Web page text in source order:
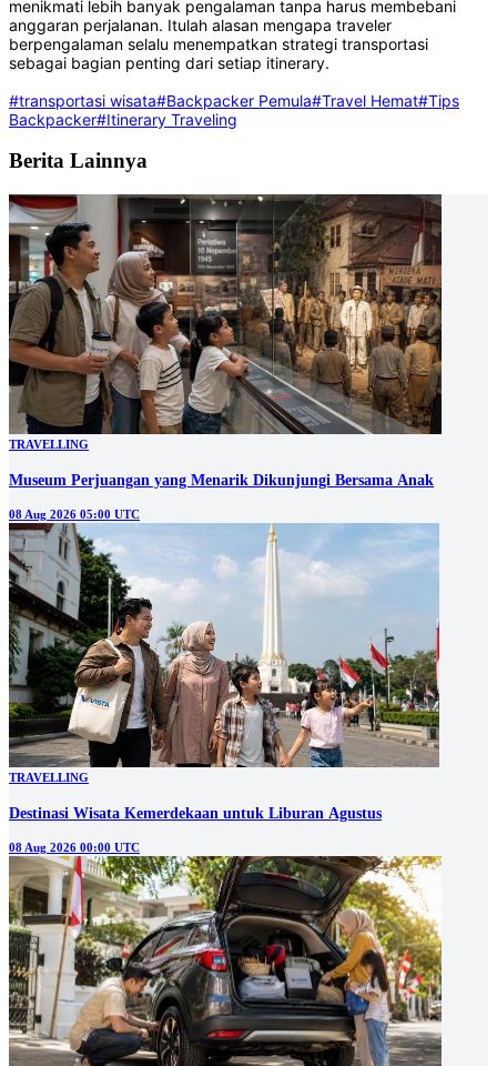
menikmati lebih banyak pengalaman tanpa harus membebani
anggaran perjalanan. Itulah alasan mengapa traveler
berpengalaman selalu menempatkan strategi transportasi
sebagai bagian penting dari setiap itinerary.
#transportasi wisata#Backpacker Pemula#Travel Hemat#Tips
Backpacker#Itinerary Traveling
Berita Lainnya
TRAVELLING
Museum Perjuangan yang Menarik Dikunjungi Bersama Anak
08 Aug 2026 05:00 UTC
TRAVELLING
Destinasi Wisata Kemerdekaan untuk Liburan Agustus
08 Aug 2026 00:00 UTC